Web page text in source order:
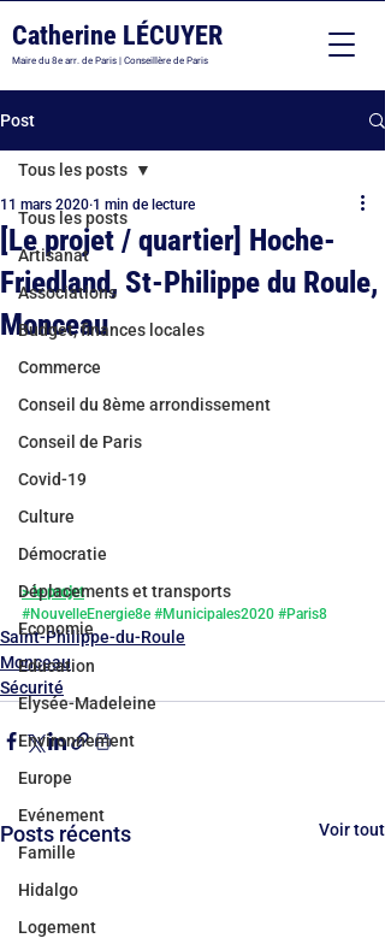
Catherine LÉCUYER
Maire du 8e arr. de Paris | Conseillère de Paris
Post
Tous les posts
Artisanat
Associations
Budget, finances locales
Commerce
Conseil du 8ème arrondissement
Conseil de Paris
Covid-19
Culture
Démocratie
Déplacements et transports
Economie
Education
Elysée-Madeleine
Environnement
Europe
Evénement
Famille
Hidalgo
Logement
Tous les posts
[Le projet / quartier] Hoche-
Friedland, St-Philippe du Roule,
Monceau
11 mars 2020 1 min de lecture
> le projet
#NouvelleEnergie8e #Municipales2020 #Paris8
Saint-Philippe-du-Roule
Monceau
Sécurité
Posts récents Voir tout